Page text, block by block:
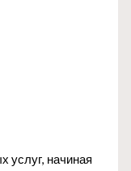
услуг, начиная